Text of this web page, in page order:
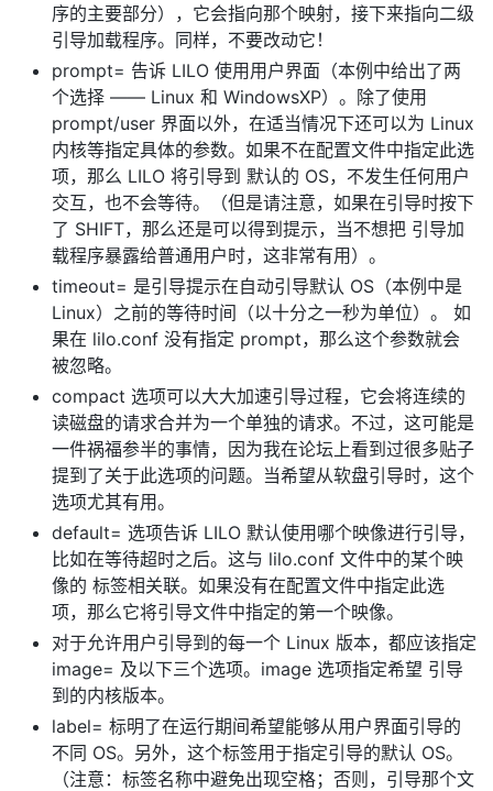
序的主要部分），它会指向那个映射，接下来指向二级
引导加载程序。同样，不要改动它！
prompt= 告诉 LILO 使用用户界面（本例中给出了两
个选择 —— Linux 和 WindowsXP）。除了使用
prompt/user 界面以外，在适当情况下还可以为 Linux
内核等指定具体的参数。如果不在配置文件中指定此选
项，那么 LILO 将引导到 默认的 OS，不发生任何用户
交互，也不会等待。（但是请注意，如果在引导时按下
了 SHIFT，那么还是可以得到提示，当不想把 引导加
载程序暴露给普通用户时，这非常有用）。
timeout= 是引导提示在自动引导默认 OS（本例中是
Linux）之前的等待时间（以十分之一秒为单位）。 如
果在 lilo.conf 没有指定 prompt，那么这个参数就会
被忽略。
compact 选项可以大大加速引导过程，它会将连续的
读磁盘的请求合并为一个单独的请求。不过，这可能是
一件祸福参半的事情，因为我在论坛上看到过很多贴子
提到了关于此选项的问题。当希望从软盘引导时，这个
选项尤其有用。
default= 选项告诉 LILO 默认使用哪个映像进行引导，
比如在等待超时之后。这与 lilo.conf 文件中的某个映
像的 标签相关联。如果没有在配置文件中指定此选
项，那么它将引导文件中指定的第一个映像。
对于允许用户引导到的每一个 Linux 版本，都应该指定
image= 及以下三个选项。image 选项指定希望 引导
到的内核版本。
label= 标明了在运行期间希望能够从用户界面引导的
不同 OS。另外，这个标签用于指定引导的默认 OS。
（注意：标签名称中避免出现空格；否则，引导那个文